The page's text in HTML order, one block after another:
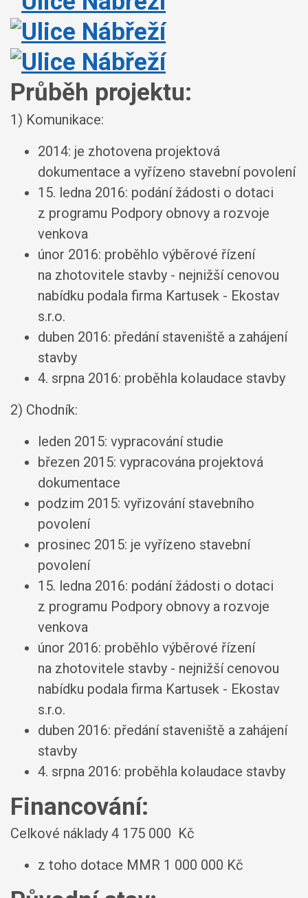
Průběh projektu:
1) Komunikace:
2014: je zhotovena projektová
dokumentace a vyřízeno stavební povolení
15. ledna 2016: podání žádosti o dotaci
z programu Podpory obnovy a rozvoje
venkova
únor 2016: proběhlo výběrové řízení
na zhotovitele stavby - nejnižší cenovou
nabídku podala firma Kartusek - Ekostav
s.r.o.
duben 2016: předání staveniště a zahájení
stavby
4. srpna 2016: proběhla kolaudace stavby
2) Chodník:
leden 2015: vypracování studie
březen 2015: vypracována projektová
dokumentace
podzim 2015: vyřizování stavebního
povolení
prosinec 2015: je vyřízeno stavební
povolení
15. ledna 2016: podání žádosti o dotaci
z programu Podpory obnovy a rozvoje
venkova
únor 2016: proběhlo výběrové řízení
na zhotovitele stavby - nejnižší cenovou
nabídku podala firma Kartusek - Ekostav
s.r.o.
duben 2016: předání staveniště a zahájení
stavby
4. srpna 2016: proběhla kolaudace stavby
Financování:
Celkové náklady 4 175 000 Kč
z toho dotace MMR 1 000 000 Kč